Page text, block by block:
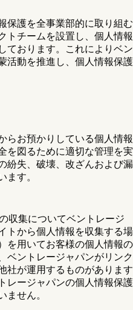
保護を全事業部的に取り組む
トチームを設置し、個人情報
ております。これによりベン
活動を推進し、個人情報保護
らお預かりしている個人情報
を図るために適切な管理を実
紛失、破壊、改ざんおよび漏
ます。
収集についてベントレージ
トから個人情報を収集する場
を用いてお客様の個人情報の
ベントレージャパンがリンク
社が運用するものがあります
レージャパンの個人情報保護
ません。